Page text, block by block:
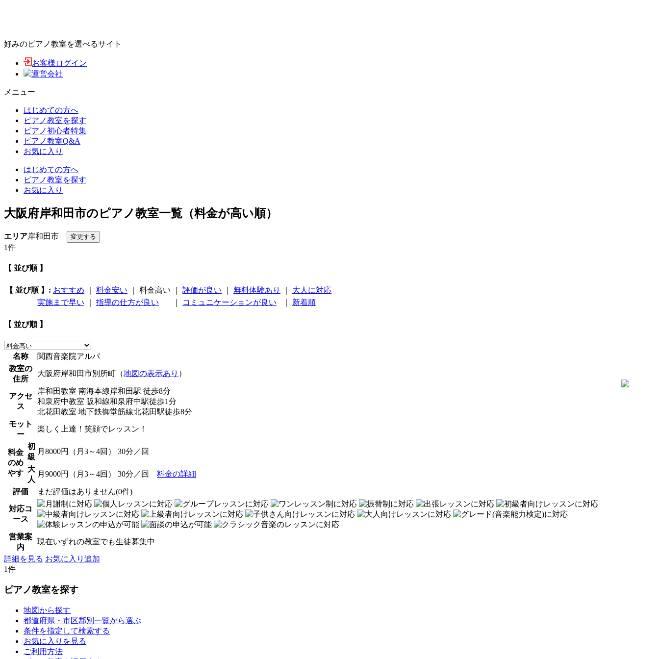
好みのピアノ教室を選べるサイト
お客様ログイン
運営会社
メニュー
はじめての方へ
ピアノ教室を探す
ピアノ初心者特集
ピアノ教室Q&A
お気に入り
はじめての方へ
ピアノ教室を探す
お気に入り
大阪府岸和田市のピアノ教室一覧（料金が高い順）
エリア岸和田市
1件
【 並び順 】
【 並び順 】: おすすめ 料金安い 料金高い 評価が良い 無料体験あり
大人に対応
実施まで早い
指導の仕方が良い コミュニケーションが良い 新着順
【 並び順 】
名称
関西音楽院アルバ
教室の
住所
大阪府岸和田市別所町（地図の表示あり ）
アクセ
ス
岸和田教室 南海本線岸和田駅 徒歩8分
和泉府中教室 阪和線和泉府中駅徒歩1分
北花田教室 地下鉄御堂筋線北花田駅徒歩8分
モット
ー
楽しく上達！笑顔でレッスン！
料金
のめ
やす
初
級
月8000円（月3～4回） 30分／回
大
人
月9000円（月3～4回） 30分／回 料金の詳細
評価 まだ評価はありません(0件)
対応コ
ース
営業案
内
現在いずれの教室でも生徒募集中
詳細を見る お気に入り追加
1件
ピアノ教室を探す
地図から探す
都道府県・市区郡別一覧から選ぶ
条件を指定して検索する
お気に入りを見る
ご利用方法